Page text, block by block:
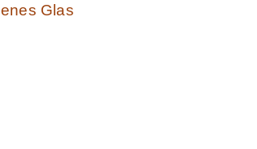
Glas